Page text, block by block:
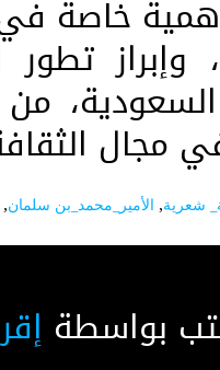
خاصة
وإبراز
السعودية،
مجال
شعرية, الأمير_محمد_بن سلمان,
بواسطة